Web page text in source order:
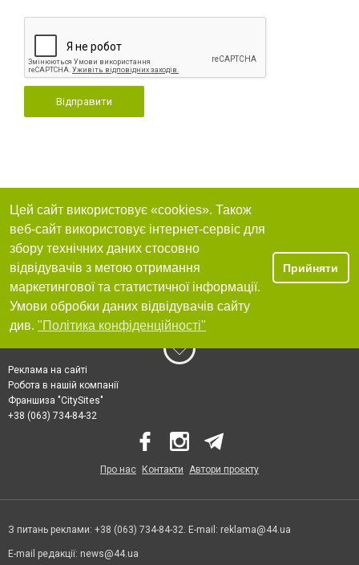
Відправити
Цей сайт використовує «cookies». Також
веб-сайт використовує інтернет-сервіс для
збору технічних даних стосовно
відвідувачів з метою отримання
маркетингової та статистичної інформації.
Умови обробки даних відвідувачів сайту
див. "Політика конфіденційності"
Прийняти
Реклама на сайті
Робота в нашій компанії
Франшиза "CitySites"
+38 (063) 734-84-32
Про нас Контакти Автори проєкту
З питань реклами: +38 (063) 734-84-32. E-mail: reklama@44.ua
E-mail редакції: news@44.ua